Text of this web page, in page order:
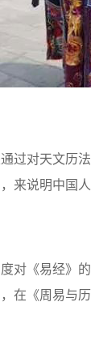
过对天文历
来说明中国
对《易经
在《周易与